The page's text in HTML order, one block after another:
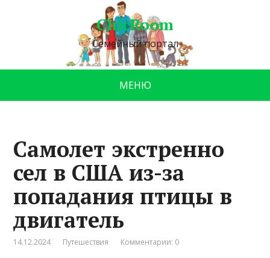
ChicRoom
Семейный портал
МЕНЮ
Самолет экстренно
сел в США из-за
попадания птицы в
двигатель
14.12.2024 Путешествия Комментарии: 0